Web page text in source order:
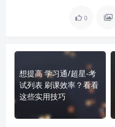
0
想提高 学习通/超星-考
试列表 刷课效率？看看
这些实用技巧